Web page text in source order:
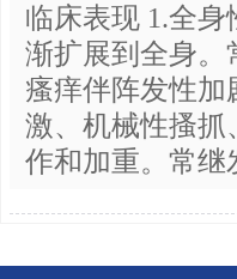
临床表现 1.全
渐扩展到全身。
瘙痒伴阵发性
激、机械性搔抓
作和加重。常继